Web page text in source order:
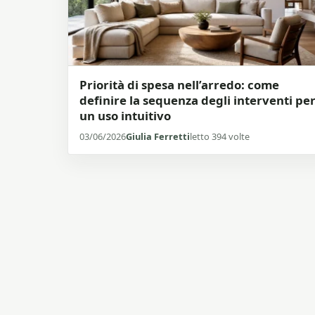
Priorità di spesa nell’arredo: come
definire la sequenza degli interventi per
un uso intuitivo
03/06/2026Giulia Ferrettiletto 394 volte